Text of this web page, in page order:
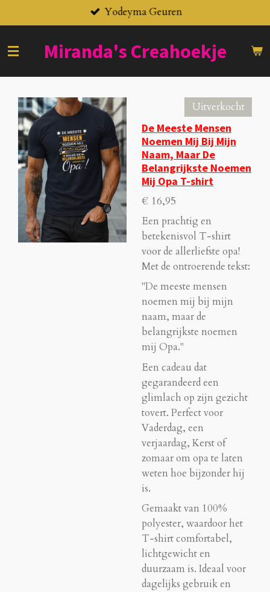
direct
naar
de
Yodeyma Geuren
Miranda's Creahoekje
Uitverkocht
De Meeste Mensen
Noemen Mij Bij Mijn
Naam, Maar De
Belangrijkste Noemen
Mij Opa T-shirt
€ 16,95
Een prachtig en
betekenisvol T-shirt
voor de allerliefste opa!
Met de ontroerende tekst:
"De meeste mensen
noemen mij bij mijn
naam, maar de
belangrijkste noemen
mij Opa."
Een cadeau dat
gegarandeerd een
glimlach op zijn gezicht
tovert. Perfect voor
Vaderdag, een
verjaardag, Kerst of
zomaar om opa te laten
weten hoe bijzonder hij
is.
Gemaakt van 100%
polyester, waardoor het
T-shirt comfortabel,
lichtgewicht en
duurzaam is. Ideaal voor
dagelijks gebruik en